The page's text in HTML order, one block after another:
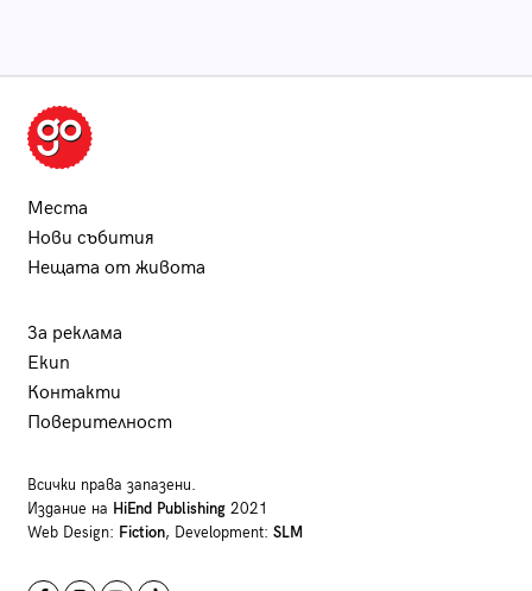
Места
Нови събития
Нещата от живота
За реклама
Екип
Контакти
Поверителност
Всички права запазени.
Издание на HiEnd Publishing2021
Web Design: Fiction, Development: SLM